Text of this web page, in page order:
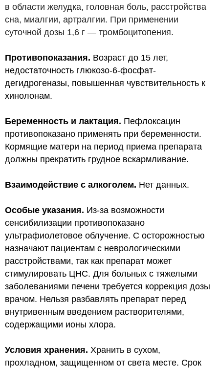
в области желудка, головная боль, расстройства
сна, миалгии, артралгии. При применении
суточной дозы 1,6 г — тромбоцитопения.
Противопоказания. Возраст до 15 лет,
недостаточность глюкозо-6-фосфат-
дегидрогеназы, повышенная чувствительность к
хинолонам.
Беременность и лактация. Пефлоксацин
противопоказано применять при беременности.
Кормящие матери на период приема препарата
должны прекратить грудное вскармливание.
Взаимодействие с алкоголем. Нет данных.
Особые указания. Из-за возможности
сенсибилизации противопоказано
ультрафиолетовое облучение. С осторожностью
назначают пациентам с неврологическими
расстройствами, так как препарат может
стимулировать ЦНС. Для больных с тяжелыми
заболеваниями печени требуется коррекция дозы
врачом. Нельзя разбавлять препарат перед
внутривенным введением растворителями,
содержащими ионы хлора.
Условия хранения. Хранить в сухом,
прохладном, защищенном от света месте. Срок